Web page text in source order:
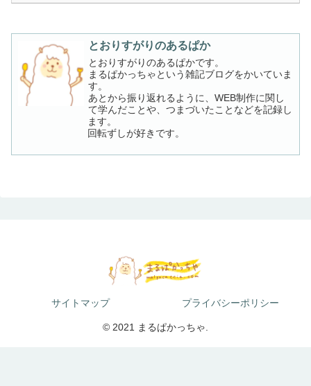
とおりすがりのあるぱか
とおりすがりのあるぱかです。
まるぱかっちゃという雑記ブログをかいていま
す。
あとから振り返れるように、WEB制作に関し
て学んだことや、つまづいたことなどを記録し
ます。
回転ずしが好きです。
サイトマップ プライバシーポリシー
© 2021 まるぱかっちゃ.